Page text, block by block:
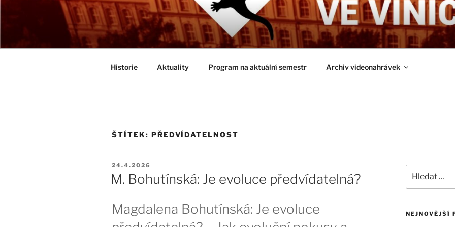
Přejít
webu
BIOLOGICKÉ ČTVRTKY VE
Určeno všem zájemcům o evoluci a obecnější biologická témata
Historie Aktuality Program na aktuální semestr Archiv videonahrávek
ŠTÍTEK: PŘEDVÍDATELNOST
PUBLIKOVÁNO
24.4.2026
M. Bohutínská: Je evoluce předvídatelná?
Magdalena Bohutínská: Je evoluce
NEJNOVĚJŠÍ